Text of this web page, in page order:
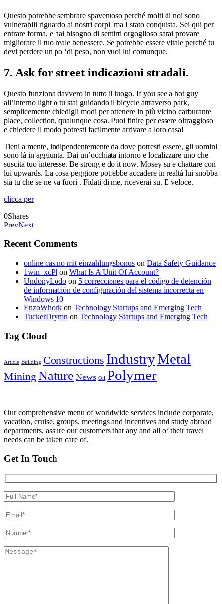
Questo potrebbe sembrare spaventoso perché molti di noi sono
vulnerabili riguardo ai nostri corpi, ma I stato conquista. Sei qui per
entrare forma, e hai bisogno di sentirti orgoglioso sarai provare
migliorare il tuo reale benessere. Se potrebbe essere vitale perché tu
devi perdere un po ‘di peso, non vuoi lui comunque.
7. Ask for street indicazioni stradali.
Questo funziona davvero in tutto il luogo. If you see a hot guy
all’interno light o tu stai guidando il bicycle attraverso park,
semplicemente chiedigli modi per ottenere in più vicino carburante
place, collection, qualunque cosa. Puoi finire per essere oltraggioso
e chiedere il modo potresti facilmente arrivare a loro casa!
Tieni a mente, indipendentemente da dove potresti essere, gli uomini
sono là in aggiunta. Dai un’occhiata intorno e localizzare uno che
suscita tuo interesse. Be strong e do it now. Mosey su e chattare con
lui upwards. La cosa peggiore potrebbe accadere in realtà lui snobba
sia tu che se ne va fuori . Fidati di me, riceverai su. E veloce.
clicca per
0Shares
PrevNext
Recent Comments
online casino mit einzahlungsbonus on Data Safety Guidance
1win_xcPl on What Is A Unit Of Account?
UndonyLodo on 5 correcciones para el código de detención
de información de configuración del sistema incorrecta en
Windows 10
EnzoWhork on Technology Startups and Emerging Tech
TuckerDrymn on Technology Startups and Emerging Tech
Tag Cloud
Article Building Constructions IndustryMetal
Mining Nature News Oil Polymer
Our comprehensive menu of worldwide services include corporate,
vacation, cruise, groups, meetings and incentives and study abroad
departments, assure our customers that any and all of their travel
needs can be taken care of.
Get In Touch